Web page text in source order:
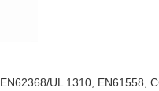
EN62368/UL 1310, EN61558,